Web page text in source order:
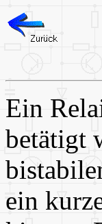
Ein
betätigt
ein